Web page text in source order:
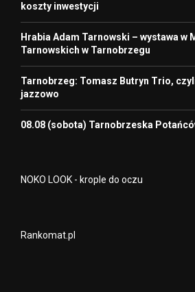
koszty inwestycji
Hrabia Adam Tarnowski – wystawa w
Tarnowskich w Tarnobrzegu
Tarnobrzeg: Tomasz Butryn Trio,
jazzowo
08.08 (sobota) Tarnobrzeska
NOKO LOOK - krople do oczu
Rankomat.pl